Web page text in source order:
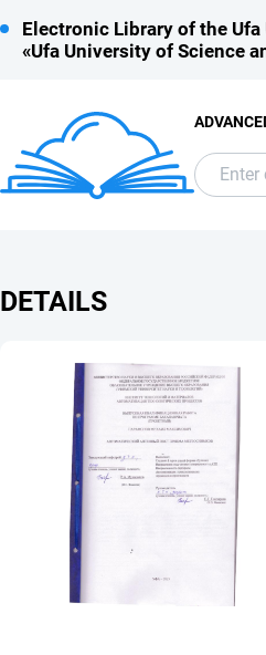
Electronic Library of the
«Ufa University of Science
DETAILS